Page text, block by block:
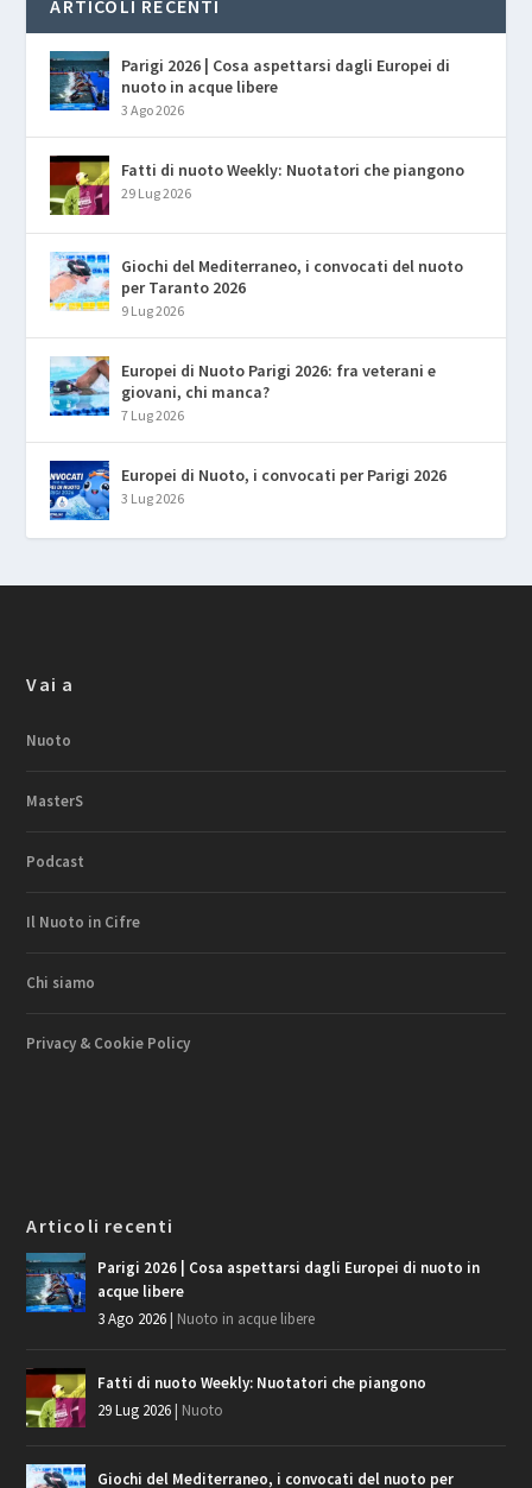
ARTICOLI RECENTI
Parigi 2026 | Cosa aspettarsi dagli Europei di
nuoto in acque libere
3 Ago 2026
Fatti di nuoto Weekly: Nuotatori che piangono
29 Lug 2026
Giochi del Mediterraneo, i convocati del nuoto
per Taranto 2026
9 Lug 2026
Europei di Nuoto Parigi 2026: fra veterani e
giovani, chi manca?
7 Lug 2026
Europei di Nuoto, i convocati per Parigi 2026
3 Lug 2026
Vai a
Nuoto
MasterS
Podcast
Il Nuoto in Cifre
Chi siamo
Privacy & Cookie Policy
Articoli recenti
Parigi 2026 | Cosa aspettarsi dagli Europei di nuoto in
acque libere
3 Ago 2026 Nuoto in acque libere
Fatti di nuoto Weekly: Nuotatori che piangono
29 Lug 2026 Nuoto
Giochi del Mediterraneo, i convocati del nuoto per